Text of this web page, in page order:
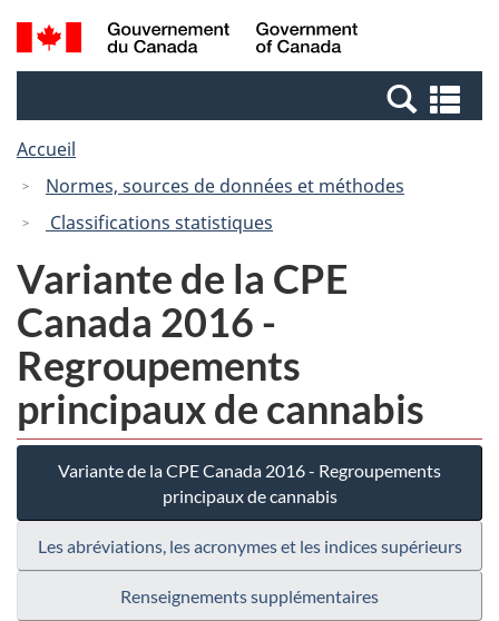
Passer
au
Passer
à
Canada
Recherche
et
et
Accueil
Normes, sources de données et méthodes
Classifications statistiques
Variante de la CPE
Canada 2016 -
Regroupements
principaux de cannabis
Variante de la CPE Canada 2016 - Regroupements
principaux de cannabis
Les abréviations, les acronymes et les indices supérieurs
Renseignements supplémentaires